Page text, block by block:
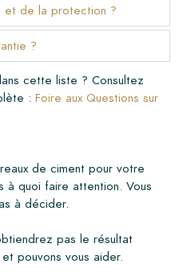
et de la protection ?
?
cette liste ? Consultez
: Foire aux Questions sur
de ciment pour votre
à quoi faire attention. Vous
à décider.
pas le résultat
pouvons vous aider.